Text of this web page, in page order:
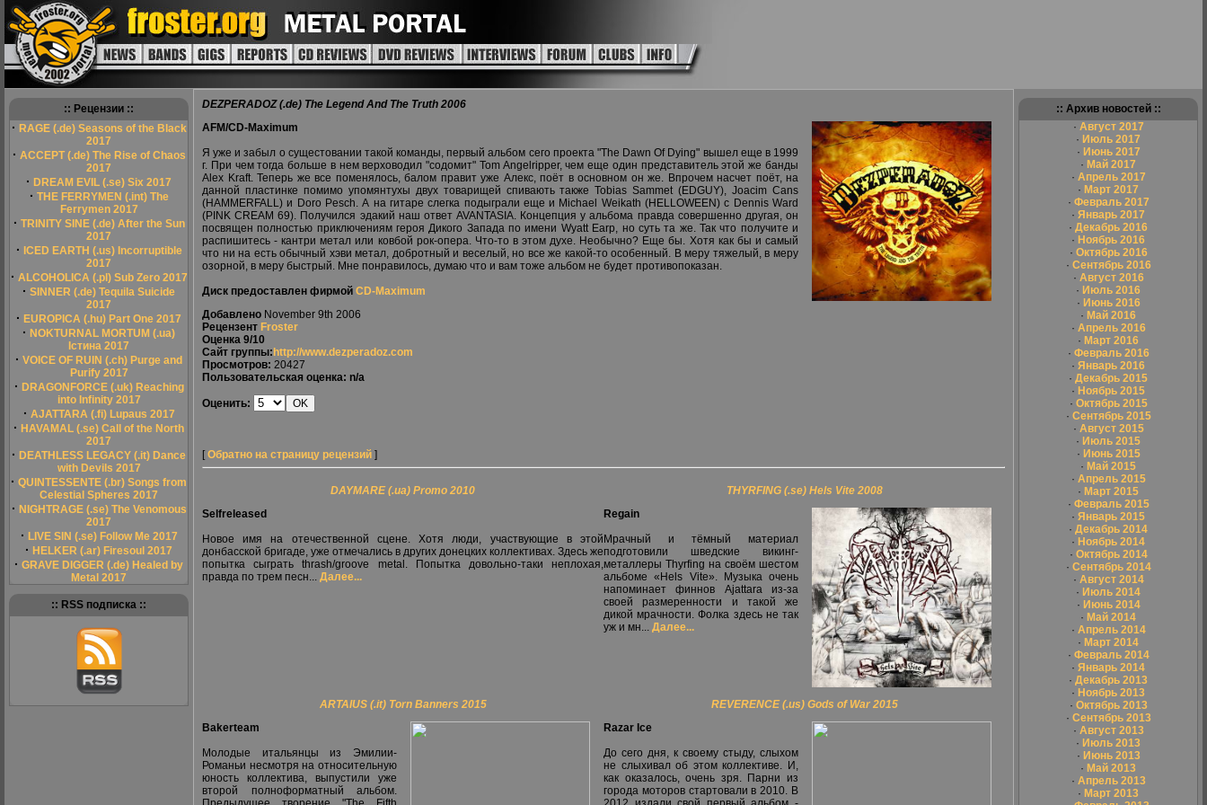
:: Рецензии ::
· RAGE (.de) Seasons of the Black
2017
· ACCEPT (.de) The Rise of Chaos
2017
· DREAM EVIL (.se) Six 2017
· THE FERRYMEN (.int) The
Ferrymen 2017
· TRINITY SINE (.de) After the Sun
2017
· ICED EARTH (.us) Incorruptible
2017
· ALCOHOLICA (.pl) Sub Zero 2017
· SINNER (.de) Tequila Suicide
2017
· EUROPICA (.hu) Part One 2017
· NOKTURNAL MORTUM (.ua)
Істина 2017
· VOICE OF RUIN (.ch) Purge and
Purify 2017
· DRAGONFORCE (.uk) Reaching
into Infinity 2017
· AJATTARA (.fi) Lupaus 2017
· HAVAMAL (.se) Call of the North
2017
· DEATHLESS LEGACY (.it) Dance
with Devils 2017
· QUINTESSENTE (.br) Songs from
Celestial Spheres 2017
· NIGHTRAGE (.se) The Venomous
2017
· LIVE SIN (.se) Follow Me 2017
· HELKER (.ar) Firesoul 2017
· GRAVE DIGGER (.de) Healed by
Metal 2017
:: RSS подписка ::
DEZPERADOZ (.de) The Legend And The Truth 2006
AFM/CD-Maximum
Я уже и забыл о сущестовании такой команды, первый альбом сего проекта "The Dawn Of Dying" вышел еще в 1999
г. При чем тогда больше в нем верховодил "содомит" Tom Angelripper, чем еще один представитель этой же банды
Alex Kraft. Теперь же все поменялось, балом правит уже Алекс, поёт в основном он же. Впрочем насчет поёт, на
данной пластинке помимо упомянтухы двух товарищей спивають также Tobias Sammet (EDGUY), Joacim Cans
(HAMMERFALL) и Doro Pesch. А на гитаре слегка подыграли еще и Michael Weikath (HELLOWEEN) с Dennis Ward
(PINK CREAM 69). Получился эдакий наш ответ AVANTASIA. Концепция у альбома правда совершенно другая, он
посвящен полностью приключениям героя Дикого Запада по имени Wyatt Earp, но суть та же. Так что получите и
распишитесь - кантри метал или ковбой рок-опера. Что-то в этом духе. Необычно? Еще бы. Хотя как бы и самый
что ни на есть обычный хэви метал, добротный и веселый, но все же какой-то особенный. В меру тяжелый, в меру
озорной, в меру быстрый. Мне понравилось, думаю что и вам тоже альбом не будет противопоказан.
Диск предоставлен фирмой CD-Maximum
Добавлено November 9th 2006
Рецензент Froster
Оценка 9/10
Сайт группы: http://www.dezperadoz.com
Просмотров: 20427
Пользовательская оценка: n/a
Оценить:
[Обратно на страницу рецензий ]
DAYMARE (.ua) Promo 2010
Selfreleased
Новое имя на отечественной сцене. Хотя люди, участвующие в этой
донбасской бригаде, уже отмечались в других донецких коллективах. Здесь же
попытка сыграть thrash/groove metal. Попытка довольно-таки неплохая,
правда по трем песн... Далее...
THYRFING (.se) Hels Vite 2008
Regain
Мрачный и тёмный материал
подготовили шведские викинг-
металлеры Thyrfing на своём шестом
альбоме «Hels Vite». Музыка очень
напоминает финнов Ajattara из-за
своей размеренности и такой же
дикой мрачности. Фолка здесь не так
уж и мн... Далее...
ARTAIUS (.it) Torn Banners 2015
Bakerteam
Молодые итальянцы из Эмилии-
Романьи несмотря на относительную
юность коллектива, выпустили уже
второй полноформатный альбом.
REVERENCE (.us) Gods of War 2015
Razar Ice
До сего дня, к своему стыду, слыхом
не слыхивал об этом коллективе. И,
как оказалось, очень зря. Парни из
города моторов стартовали в 2010. В
:: Архив новостей ::
· Август 2017
· Июль 2017
· Июнь 2017
· Май 2017
· Апрель 2017
· Март 2017
· Февраль 2017
· Январь 2017
· Декабрь 2016
· Ноябрь 2016
· Октябрь 2016
· Сентябрь 2016
· Август 2016
· Июль 2016
· Июнь 2016
· Май 2016
· Апрель 2016
· Март 2016
· Февраль 2016
· Январь 2016
· Декабрь 2015
· Ноябрь 2015
· Октябрь 2015
· Сентябрь 2015
· Август 2015
· Июль 2015
· Июнь 2015
· Май 2015
· Апрель 2015
· Март 2015
· Февраль 2015
· Январь 2015
· Декабрь 2014
· Ноябрь 2014
· Октябрь 2014
· Сентябрь 2014
· Август 2014
· Июль 2014
· Июнь 2014
· Май 2014
· Апрель 2014
· Март 2014
· Февраль 2014
· Январь 2014
· Декабрь 2013
· Ноябрь 2013
· Октябрь 2013
· Сентябрь 2013
· Август 2013
· Июль 2013
· Июнь 2013
· Май 2013
· Апрель 2013
· Март 2013